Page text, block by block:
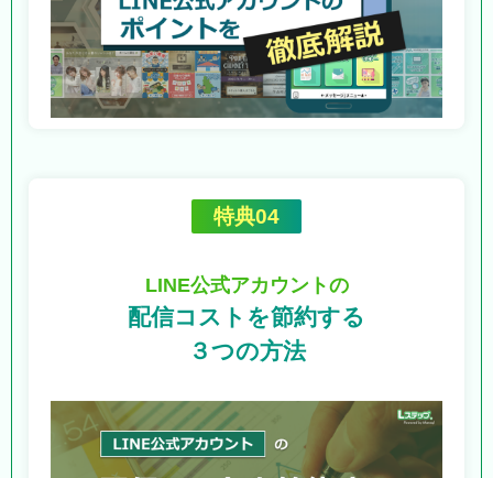
特典04
LINE公式アカウントの
配信コストを節約する
３つの方法